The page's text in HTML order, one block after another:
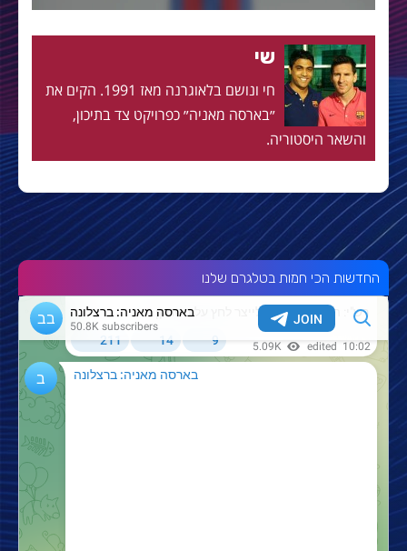
שי
חי ונושם בלאוגרנה מאז 1991. הקים את
״בארסה מאניה״ כפרויקט צד בתיכון,
והשאר היסטוריה.
החדשות הכי חמות בטלגרם שלנו